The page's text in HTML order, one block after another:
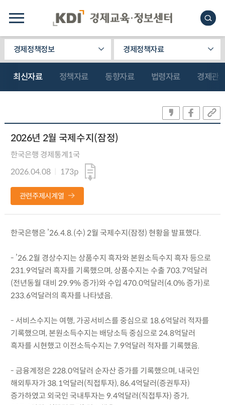
경제정책정보 경제정책자료
최신자료 정책자료 동향자료 법령자료 경제관
2026년 2월 국제수지(잠정)
한국은행 경제통계1국
2026.04.08
173p
관련주제시계열
한국은행은 ’26.4.8.(수) 2월 국제수지(잠정) 현황을 발표했다.
- ’26.2월 경상수지는 상품수지 흑자와 본원소득수지 흑자 등으로
231.9억달러 흑자를 기록했으며, 상품수지는 수출 703.7억달러
(전년동월 대비 29.9% 증가)와 수입 470.0억달러(4.0% 증가)로
233.6억달러의 흑자를 나타냈음.
- 서비스수지는 여행, 가공서비스를 중심으로 18.6억달러 적자를
기록했으며, 본원소득수지는 배당소득 중심으로 24.8억달러
흑자를 시현했고 이전소득수지는 7.9억달러 적자를 기록했음.
- 금융계정은 228.0억달러 순자산 증가를 기록했으며, 내국인
해외투자가 38.1억달러(직접투자), 86.4억달러(증권투자)
증가하였고 외국인 국내투자는 9.4억달러(직접투자) 증가,